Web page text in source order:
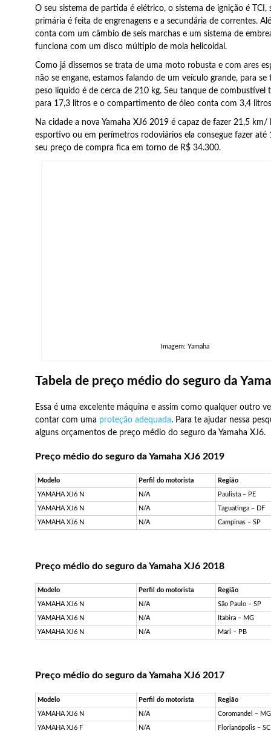
O seu sistema de partida é elétrico, o sistema de ignição é TCI,
primária é feita de engrenagens e a secundária de correntes.
conta com um câmbio de seis marchas e um sistema de
funciona com um disco múltiplo de mola helicoidal.
Como já dissemos se trata de uma moto robusta e com ares
não se engane, estamos falando de um veículo grande, para se
peso líquido é de cerca de 210 kg. Seu tanque de combustível
para 17,3 litros e o compartimento de óleo conta com 3,4
Na cidade a nova Yamaha XJ6 2019 é capaz de fazer 21,5
esportivo ou em perímetros rodoviários ela consegue fazer até
seu preço de compra fica em torno de R$ 34.300.
Imagem: Yamaha
Tabela de preço médio do seguro da
Essa é uma excelente máquina e assim como qualquer outro
contar com uma proteção adequada. Para te ajudar nessa
alguns orçamentos de preço médio do seguro da Yamaha XJ6.
Preço médio do seguro da Yamaha XJ6 2019
Modelo Perfil do motorista Região
YAMAHA XJ6 N N/A Paulista – PE
YAMAHA XJ6 N N/A Taguatinga – DF
YAMAHA XJ6 N N/A Campinas – SP
Preço médio do seguro da Yamaha XJ6 2018
Modelo Perfil do motorista Região
YAMAHA XJ6 N N/A São Paulo – SP
YAMAHA XJ6 N N/A Itabira – MG
YAMAHA XJ6 N N/A Mari – PB
Preço médio do seguro da Yamaha XJ6 2017
Modelo Perfil do motorista Região
YAMAHA XJ6 N N/A Coromandel – MG
YAMAHA XJ6 F N/A Florianópolis – SC